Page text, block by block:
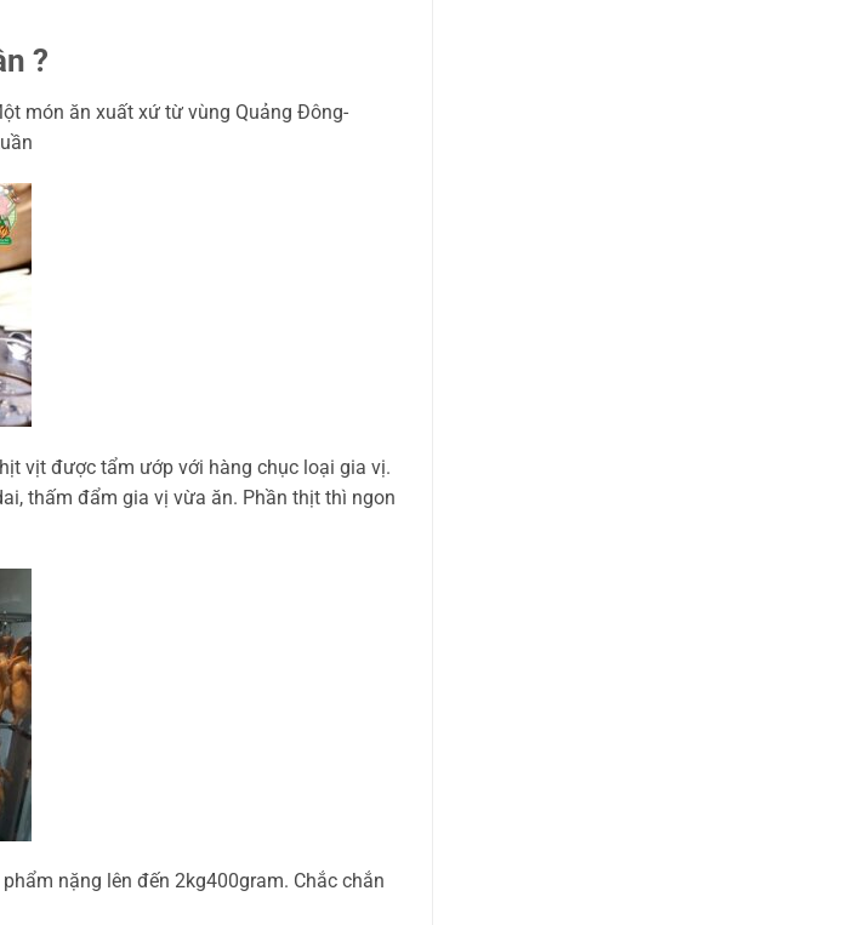
?
món ăn xuất xứ từ vùng Quảng Đông-
vịt được tẩm ướp với hàng chục loại gia vị.
thấm đẩm gia vị vừa ăn. Phần thịt thì ngon
nặng lên đến 2kg400gram. Chắc chắn